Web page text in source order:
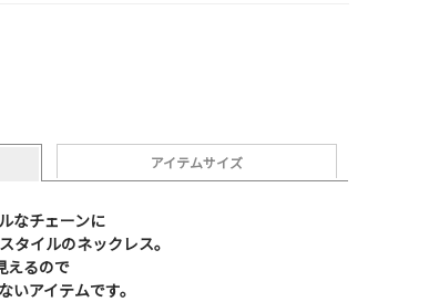
アイテムサイズ
なチェーンに
タイルのネックレス。
えるので
いアイテムです。